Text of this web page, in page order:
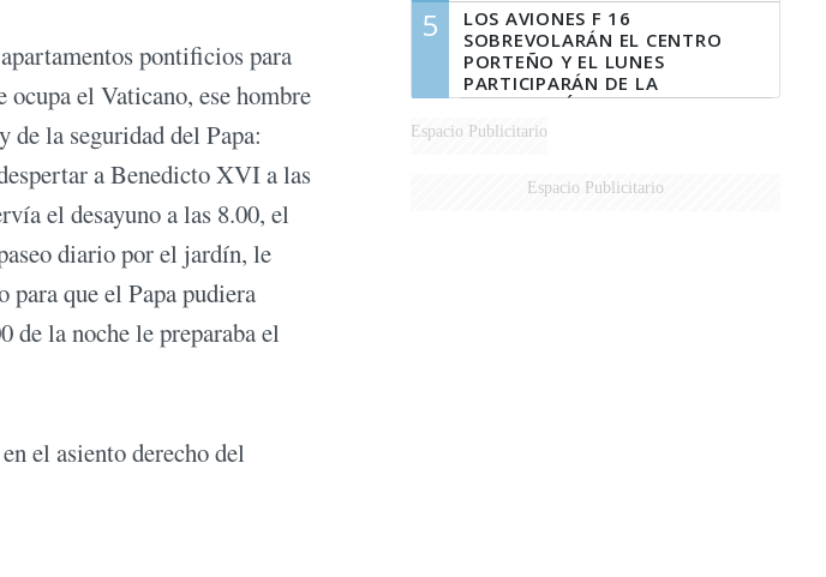
pontificios para
el Vaticano, ese hombre
de la seguridad del Papa:
a Benedicto XVI a las
el desayuno a las 8.00, el
diario por el jardín, le
para que el Papa pudiera
de la noche le preparaba el
el asiento derecho del
5
LOS AVIONES F 16
SOBREVOLARÁN EL CENTRO
PORTEÑO Y EL LUNES
PARTICIPARÁN DE LA
CELEBRACIÓN DE LA FUERZA
AÉREA
Espacio Publicitario
Espacio Publicitario